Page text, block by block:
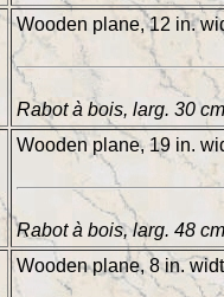
Wooden plane, 12 in.
Rabot à bois, larg. 30 cm
Wooden plane, 19 in.
Rabot à bois, larg. 48 cm
Wooden plane, 8 in.